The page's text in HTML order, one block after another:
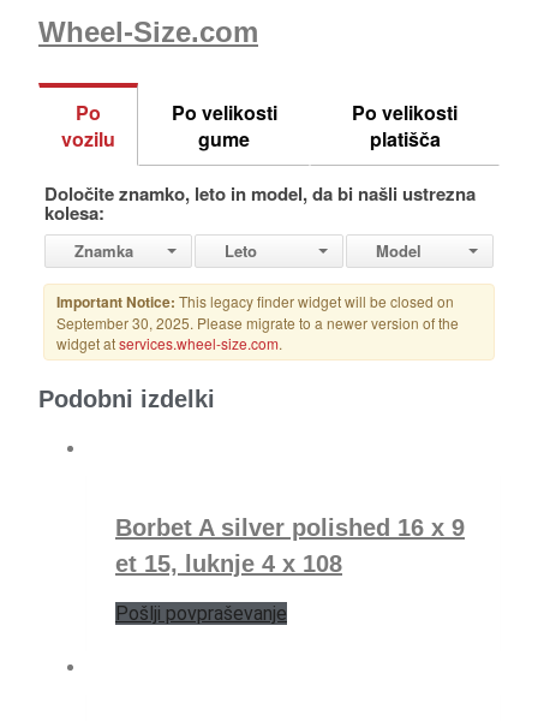
Wheel-Size.com
Podobni izdelki
Borbet A silver polished 16 x 9
et 15, luknje 4 x 108
Pošlji povpraševanje